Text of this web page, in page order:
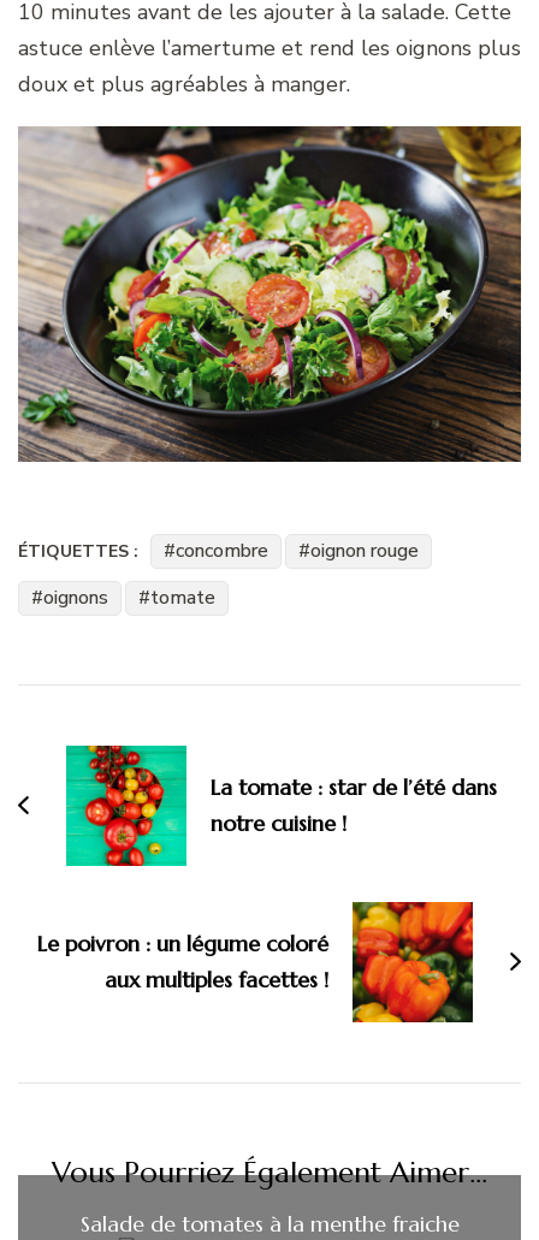
10 minutes avant de les ajouter à la salade. Cette
astuce enlève l’amertume et rend les oignons plus
doux et plus agréables à manger.
ÉTIQUETTES : concombre
oignon rouge
oignons
tomate
d'article
La tomate : star de l’été dans
notre cuisine !
Le poivron : un légume coloré
aux multiples facettes !
Vous Pourriez Également Aimer...
Salade de tomates à la menthe fraiche